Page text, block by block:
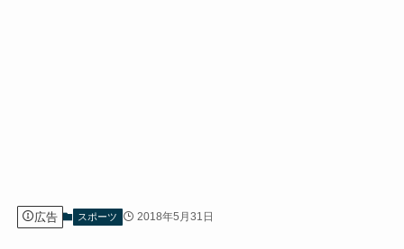
広告 スポーツ 2018年5月31日